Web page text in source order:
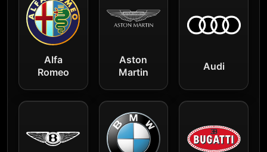
Alfa
Romeo
Aston
Martin
Audi